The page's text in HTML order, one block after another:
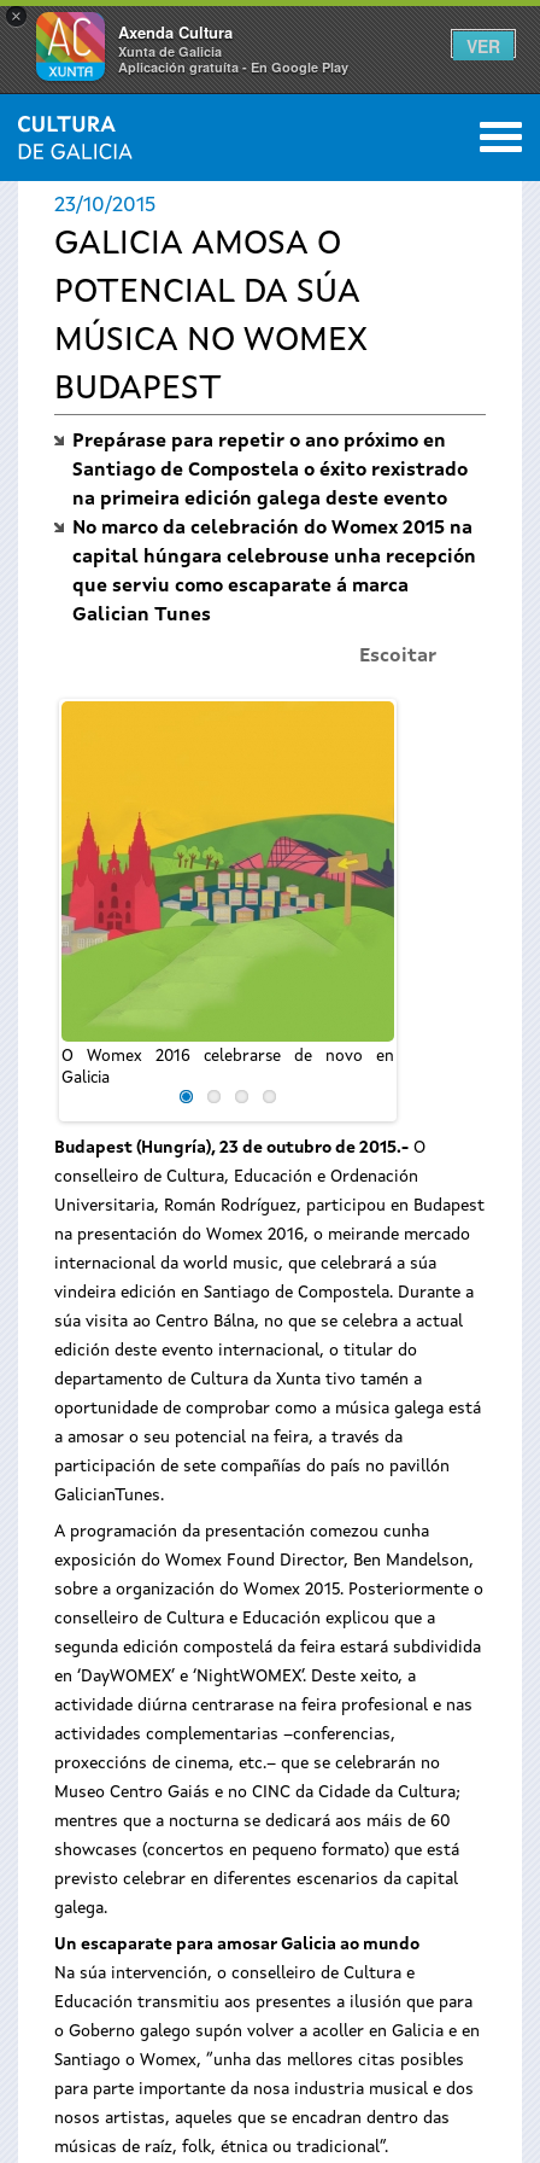
×
Axenda Cultura
Xunta de Galicia
Aplicación gratuíta - En Google Play
VER
Vostede
está
aquí
INICIO › ACTUALIDADE 0
23/10/2015
GALICIA AMOSA O
POTENCIAL DA SÚA
MÚSICA NO WOMEX
BUDAPEST
Prepárase para repetir o ano próximo en
Santiago de Compostela o éxito rexistrado
na primeira edición galega deste evento
No marco da celebración do Womex 2015 na
capital húngara celebrouse unha recepción
que serviu como escaparate á marca
Galician Tunes
Escoitar
O Womex 2016 celebrarse de novo en
Galicia
Budapest (Hungría), 23 de outubro de 2015.- O
conselleiro de Cultura, Educación e Ordenación
Universitaria, Román Rodríguez, participou en Budapest
na presentación do Womex 2016, o meirande mercado
internacional da world music, que celebrará a súa
vindeira edición en Santiago de Compostela. Durante a
súa visita ao Centro Bálna, no que se celebra a actual
edición deste evento internacional, o titular do
departamento de Cultura da Xunta tivo tamén a
oportunidade de comprobar como a música galega está
a amosar o seu potencial na feira, a través da
participación de sete compañías do país no pavillón
GalicianTunes.
A programación da presentación comezou cunha
exposición do Womex Found Director, Ben Mandelson,
sobre a organización do Womex 2015. Posteriormente o
conselleiro de Cultura e Educación explicou que a
segunda edición compostelá da feira estará subdividida
en ‘DayWOMEX’ e ‘NightWOMEX’. Deste xeito, a
actividade diúrna centrarase na feira profesional e nas
actividades complementarias –conferencias,
proxeccións de cinema, etc.– que se celebrarán no
Museo Centro Gaiás e no CINC da Cidade da Cultura;
mentres que a nocturna se dedicará aos máis de 60
showcases (concertos en pequeno formato) que está
previsto celebrar en diferentes escenarios da capital
galega.
Un escaparate para amosar Galicia ao mundo
Na súa intervención, o conselleiro de Cultura e
Educación transmitiu aos presentes a ilusión que para
o Goberno galego supón volver a acoller en Galicia e en
Santiago o Womex, “unha das mellores citas posibles
para parte importante da nosa industria musical e dos
nosos artistas, aqueles que se encadran dentro das
músicas de raíz, folk, étnica ou tradicional”.